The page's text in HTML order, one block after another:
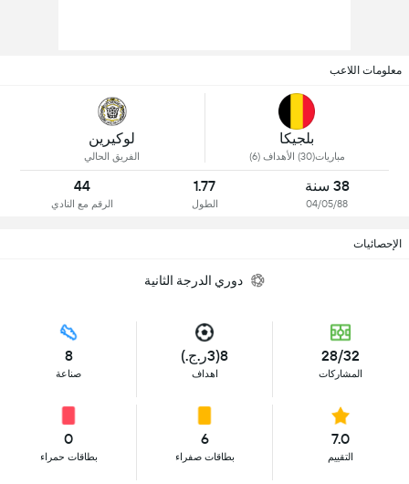
معلومات اللاعب
بلجيكا
مباريات(30) الأهداف (6)
لوكيرين
الفريق الحالي
38 سنة
04/05/88
1.77
الطول
44
الرقم مع النادي
الإحصائيات
دوري الدرجة الثانية
28/32
المشاركات
8(3ر.ج.)
اهداف
8
صناعة
7.0
التقييم
6
بطاقات صفراء
0
بطاقات حمراء